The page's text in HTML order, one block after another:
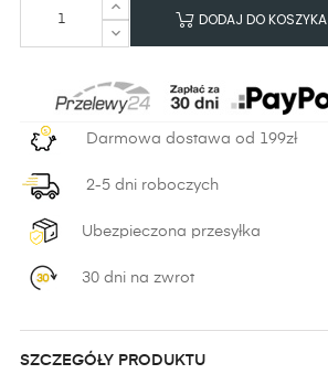
DODAJ DO KOSZYKA
Darmowa dostawa od 199zł
2-5 dni roboczych
Ubezpieczona przesyłka
30 dni na zwrot
SZCZEGÓŁY PRODUKTU